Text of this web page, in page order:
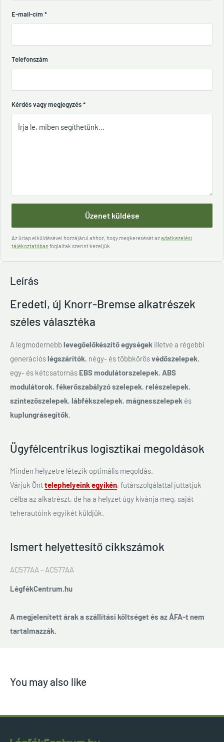
E-mail-cím *
Telefonszám
Kérdés vagy megjegyzés*
Üzenet küldése
Az űrlap elküldésével hozzájárul ahhoz, hogy megkeresését azadatkezelési
tájékoztatóban foglaltak szerint kezeljük.
Leírás
Eredeti, új Knorr-Bremse alkatrészek
széles választéka
A legmodernebblevegőelőkészítő egységek illetve a régebbi
generációslégszárítók, négy- és többkörösvédőszelepek,
egy- és kétcsatornás EBS modulátorszelepek, ABS
modulátorok, fékerőszabályzó szelepek, relészelepek,
szintezőszelepek, lábfékszelepek, mágnesszelepek és
kuplungrásegítők.
Ügyfélcentrikus logisztikai megoldások
Minden helyzetre létezik optimális megoldás.
Várjuk Önttelephelyeink egyikén, futárszolgálattal juttatjuk
célba az alkatrészt, de ha a helyzet úgy kívánja meg, saját
teherautóink egyikét küldjük.
Ismert helyettesítő cikkszámok
AC577AA - AC577AA
LégfékCentrum.hu
A megjelenített árak a szállítási költséget és az ÁFA-t nem
tartalmazzák.
You may also like